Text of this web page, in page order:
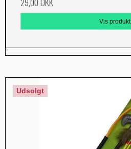
Vis produkt
Udsolgt